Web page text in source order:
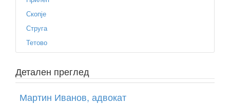
Скопје
Струга
Тетово
Детален преглед
Мартин Иванов, адвокат